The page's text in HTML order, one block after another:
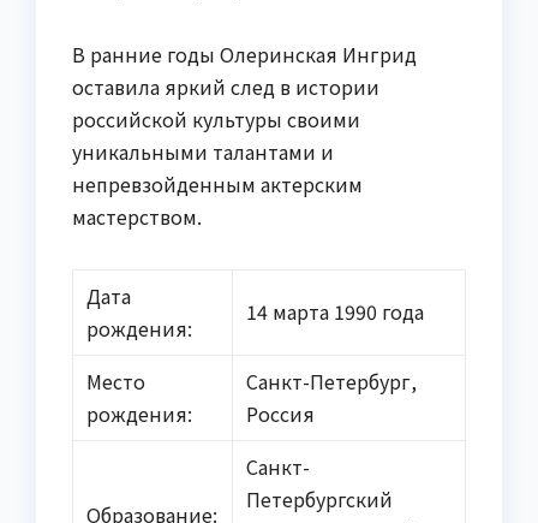
В ранние годы Олеринская Ингрид
оставила яркий след в истории
российской культуры своими
уникальными талантами и
непревзойденным актерским
мастерством.
Дата
рождения:
14 марта 1990 года
Место
рождения:
Санкт-Петербург,
Россия
Образование:
Санкт-
Петербургский